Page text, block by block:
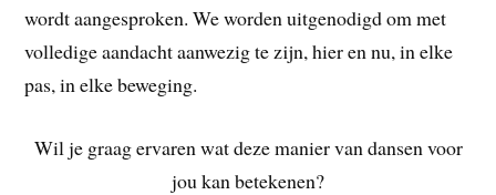
wordt aangesproken. We worden uitgenodigd om met
volledige aandacht aanwezig te zijn, hier en nu, in elke
pas, in elke beweging.
Wil je graag ervaren wat deze manier van dansen voor
jou kan betekenen?